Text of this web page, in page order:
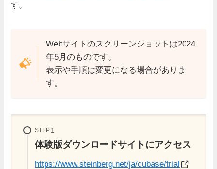
す。
Webサイトのスクリーンショットは2024
年5月のものです。
表示や手順は変更になる場合がありま
す。
STEP
体験版ダウンロードサイトにアクセス
https://www.steinberg.net/ja/cubase/trial